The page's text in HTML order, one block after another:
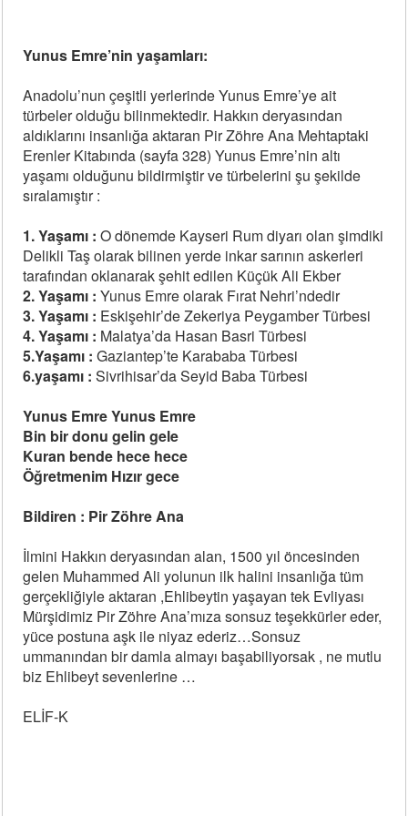
Yunus Emre’nin yaşamları:
Anadolu’nun çeşitli yerlerinde Yunus Emre’ye ait
türbeler olduğu bilinmektedir. Hakkın deryasından
aldıklarını insanlığa aktaran Pir Zöhre Ana Mehtaptaki
Erenler Kitabında (sayfa 328) Yunus Emre’nin altı
yaşamı olduğunu bildirmiştir ve türbelerini şu şekilde
sıralamıştır :
1. Yaşamı : O dönemde Kayseri Rum diyarı olan şimdiki
Delikli Taş olarak bilinen yerde inkar sarının askerleri
tarafından oklanarak şehit edilen Küçük Ali Ekber
2. Yaşamı : Yunus Emre olarak Fırat Nehri’ndedir
3. Yaşamı : Eskişehir’de Zekeriya Peygamber Türbesi
4. Yaşamı : Malatya’da Hasan Basri Türbesi
5.Yaşamı : Gaziantep’te Karababa Türbesi
6.yaşamı : Sivrihisar’da Seyid Baba Türbesi
Yunus Emre Yunus Emre
Bin bir donu gelin gele
Kuran bende hece hece
Öğretmenim Hızır gece
Bildiren : Pir Zöhre Ana
İlmini Hakkın deryasından alan, 1500 yıl öncesinden
gelen Muhammed Ali yolunun ilk halini insanlığa tüm
gerçekliğiyle aktaran ,Ehlibeytin yaşayan tek Evliyası
Mürşidimiz Pir Zöhre Ana’mıza sonsuz teşekkürler eder,
yüce postuna aşk ile niyaz ederiz…Sonsuz
ummanından bir damla almayı başabiliyorsak , ne mutlu
biz Ehlibeyt sevenlerine …
ELİF-K